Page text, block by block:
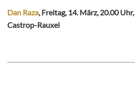
Dan Raza, Freitag, 14. März, 20.00 Uhr,
Castrop-Rauxel